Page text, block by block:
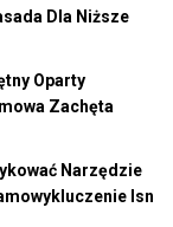
Dla Niższe
Oparty
Zachęta
Narzędzie
Isn